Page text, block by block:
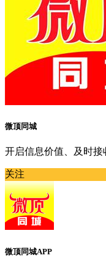
微顶同城
开启信息价值、及时接
关注
微顶同城APP